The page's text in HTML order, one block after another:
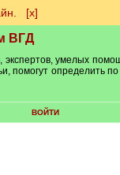
[х]
ВГД
умелых
помогут определить
ВОЙТИ